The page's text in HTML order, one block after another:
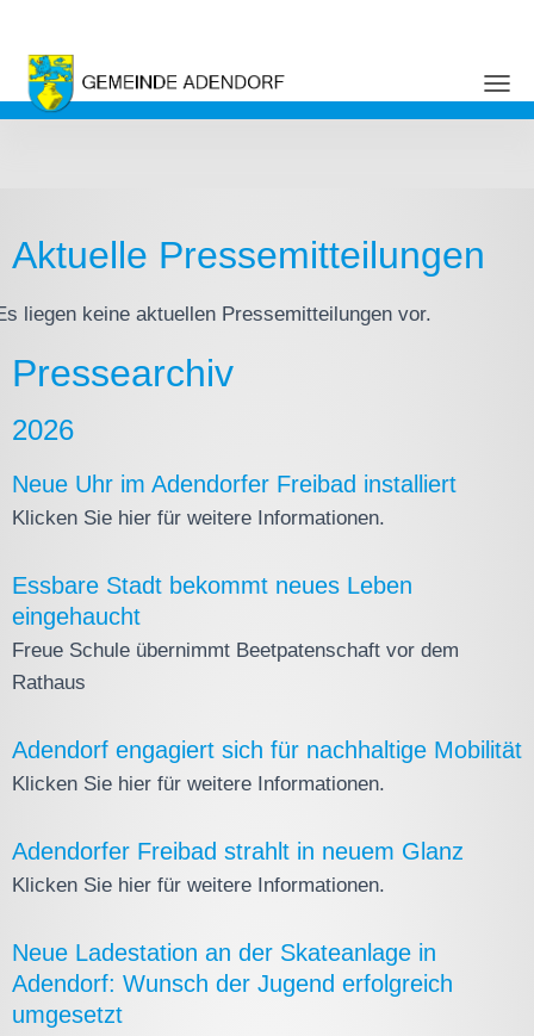
Aktuelle Pressemitteilungen
liegen keine aktuellen Pressemitteilungen vor.
Pressearchiv
2026
Neue Uhr im Adendorfer Freibad installiert
Klicken Sie hier für weitere Informationen.
Essbare Stadt bekommt neues Leben
eingehaucht
Freue Schule übernimmt Beetpatenschaft vor dem
Rathaus
Adendorf engagiert sich für nachhaltige Mobilität
Klicken Sie hier für weitere Informationen.
Adendorfer Freibad strahlt in neuem Glanz
Klicken Sie hier für weitere Informationen.
Neue Ladestation an der Skateanlage in
Adendorf: Wunsch der Jugend erfolgreich
umgesetzt